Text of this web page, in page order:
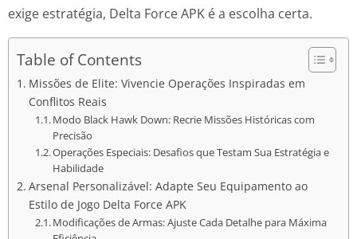
exige estratégia, Delta Force APK é a escolha certa.
Table of Contents
Missões de Elite: Vivencie Operações Inspiradas em
Conflitos Reais
Modo Black Hawk Down: Recrie Missões Históricas com
Precisão
Operações Especiais: Desafios que Testam Sua Estratégia e
Habilidade
Arsenal Personalizável: Adapte Seu Equipamento ao
Estilo de Jogo Delta Force APK
Modificações de Armas: Ajuste Cada Detalhe para Máxima